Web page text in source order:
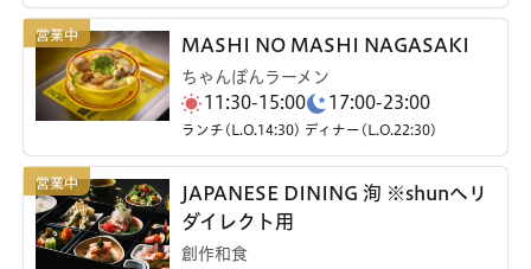
MASHI NO MASHI NAGASAKI
ちゃんぽんラーメン
11:30-15:00 17:00-23:00
ランチ(L.O.14:30) ディナー(L.O.22:30)
JAPANESE DINING 洵 ※shunへリ
ダイレクト用
創作和食